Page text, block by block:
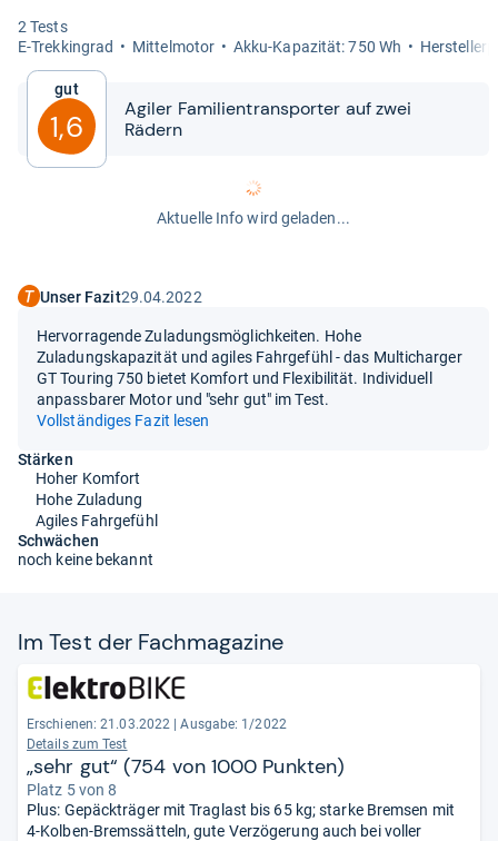
2 Tests
E-​Trek­kin­grad
Mit­tel­mo­tor Akku-​​Kapa­zi­tät: 750 Wh
Gut
1,6
Agi­ler Fami­li­en­trans­por­ter auf zwei
Rädern
Aktuelle Info wird geladen...
Unser Fazit29.04.2022
Hervorragende Zuladungsmöglichkeiten. Hohe
Zuladungskapazität und agiles Fahrgefühl - das Multicharger
GT Touring 750 bietet Komfort und Flexibilität. Individuell
anpassbarer Motor und "sehr gut" im Test.
Vollständiges Fazit lesen
Stärken
Hoher Komfort
Hohe Zuladung
Agiles Fahrgefühl
Schwächen
noch keine bekannt
Im Test der Fach­ma­ga­zine
Erschienen: 21.03.2022 | Ausgabe: 1/2022
Details zum Test
„sehr gut“ (754 von 1000 Punkten)
Platz 5 von 8
Plus: Gepäckträger mit Traglast bis 65 kg; starke Bremsen mit
4-Kolben-Bremssätteln, gute Verzögerung auch bei voller